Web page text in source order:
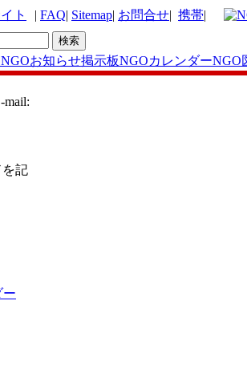
| FAQ| Sitemap| お問合せ| 携帯|
NGOお知らせ掲示板NGOカレンダーNGO
記
ー